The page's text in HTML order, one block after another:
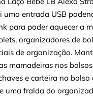
uma entrada USB
para poder aquecer a
organizadores de
de organização.
mamadeiras nos
e carteira no bolso
uma fralda do